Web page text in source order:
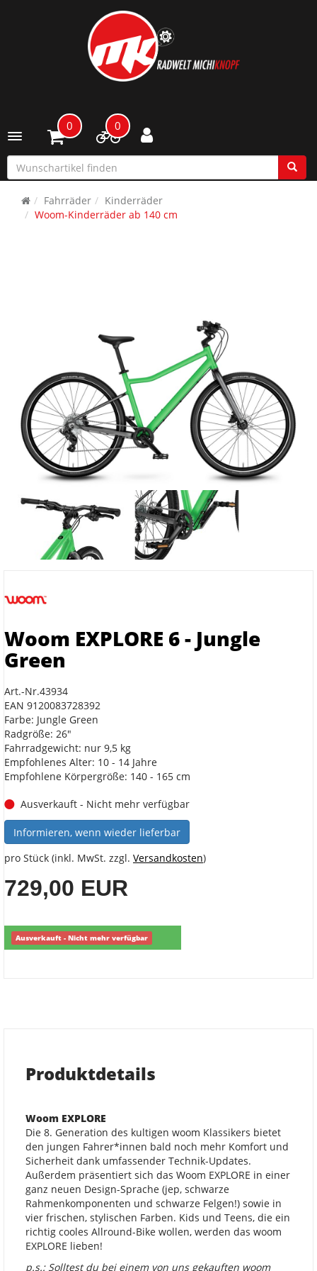
Toggle navigation
0 0
Fahrräder
Kinderräder
Woom-Kinderräder ab 140 cm
Woom EXPLORE 6 - Jungle
Green
Art.-Nr.43934
EAN 9120083728392
Farbe: Jungle Green
Radgröße: 26"
Fahrradgewicht: nur 9,5 kg
Empfohlenes Alter: 10 - 14 Jahre
Empfohlene Körpergröße: 140 - 165 cm
Ausverkauft - Nicht mehr verfügbar
Informieren, wenn wieder lieferbar
pro Stück (inkl. MwSt. zzgl. Versandkosten)
729,00 EUR
Ausverkauft - Nicht mehr verfügbar
Produktdetails
Woom EXPLORE
Die 8. Generation des kultigen woom Klassikers bietet
den jungen Fahrer*innen bald noch mehr Komfort und
Sicherheit dank umfassender Technik-Updates.
Außerdem präsentiert sich das Woom EXPLORE in einer
ganz neuen Design-Sprache (jep, schwarze
Rahmenkomponenten und schwarze Felgen!) sowie in
vier frischen, stylischen Farben. Kids und Teens, die ein
richtig cooles Allround-Bike wollen, werden das woom
EXPLORE lieben!
p.s.: Solltest du bei einem von uns gekauften woom